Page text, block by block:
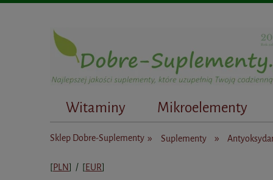
Witaminy
Mikroelementy
Dietetycy
Sklep Dobre-Suplementy » Suplementy »
[PLN] / [EUR]